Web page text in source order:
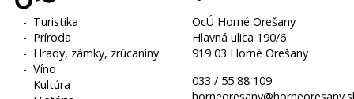
- Turistika
- Príroda
- Hrady, zámky, zrúcaniny
-Víno
- Kultúra
OcÚ Horné Orešany
Hlavná ulica 190/6
919 03 Horné Orešany
033 / 55 88 109